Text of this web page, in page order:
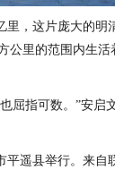
，这片庞大的明
公里的范围内生
屈指可数。”安启
遥县举行。来自